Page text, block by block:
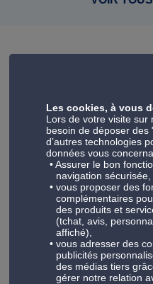
Votre centre auto
Toute l'équipe vous
l'entretien voiture et
Pour entretenir votre
prestations auto-sur-
freinage, climatisation en
s'adressent tant aux
nous offrons un
professionnels et aux
toute la gamme de produits
autoradio, coffre de toit,
outillage, huiles…
Les cookies, à vous
Lors de votre visite sur
besoin de déposer des
d’autres technologies
données vous
Assurer le bon
navigation sécurisée,
vous proposer des
complémentaires
des produits et
(tchat, avis,
affiché),
vous adresser des
publicités
des médias tiers
gérer notre relation